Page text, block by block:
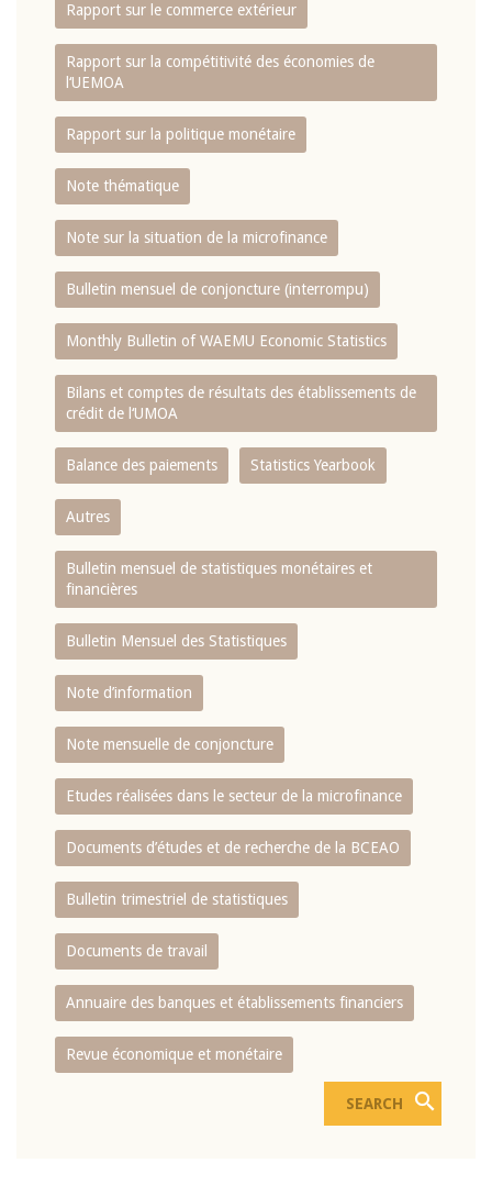
Rapport sur le commerce extérieur
Rapport sur la compétitivité des économies de
l‘UEMOA
Rapport sur la politique monétaire
Note thématique
Note sur la situation de la microfinance
Bulletin mensuel de conjoncture (interrompu)
Monthly Bulletin of WAEMU Economic Statistics
Bilans et comptes de résultats des établissements de
crédit de l‘UMOA
Balance des paiements Statistics Yearbook
Autres
Bulletin mensuel de statistiques monétaires et
financières
Bulletin Mensuel des Statistiques
Note d’information
Note mensuelle de conjoncture
Etudes réalisées dans le secteur de la microfinance
Documents d’études et de recherche de la BCEAO
Bulletin trimestriel de statistiques
Documents de travail
Annuaire des banques et établissements financiers
Revue économique et monétaire